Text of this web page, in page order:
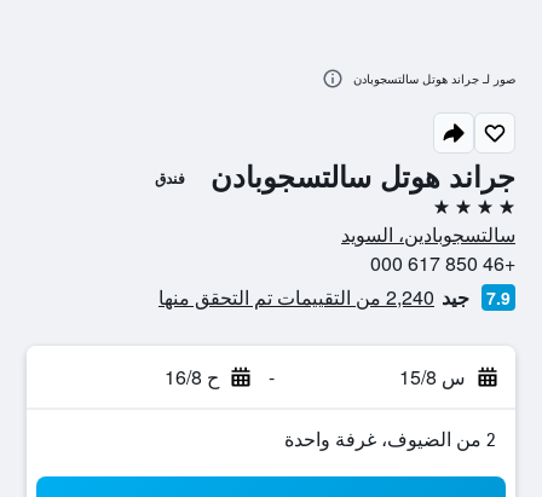
جراند هوتل سالتسجوبادن فندق
4 نجوم
سالتسجوبادين، السويد
+46 850 617 000
7.9 جيد 2,240 من التقييمات تم التحقق منها
س 15/8 - ح 16/8
2 من الضيوف، غرفة واحدة
صور لـ جراند هوتل سالتسجوبادن